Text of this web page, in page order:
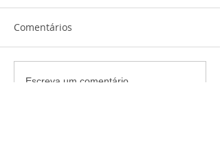
Comentários
Escreva um comentário